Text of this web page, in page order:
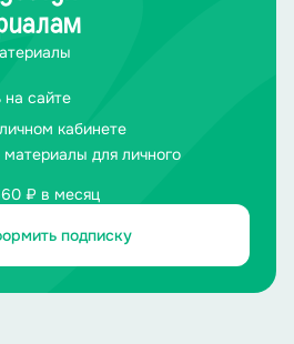
на сайте
кабинете
для личного
₽ в месяц
подписку